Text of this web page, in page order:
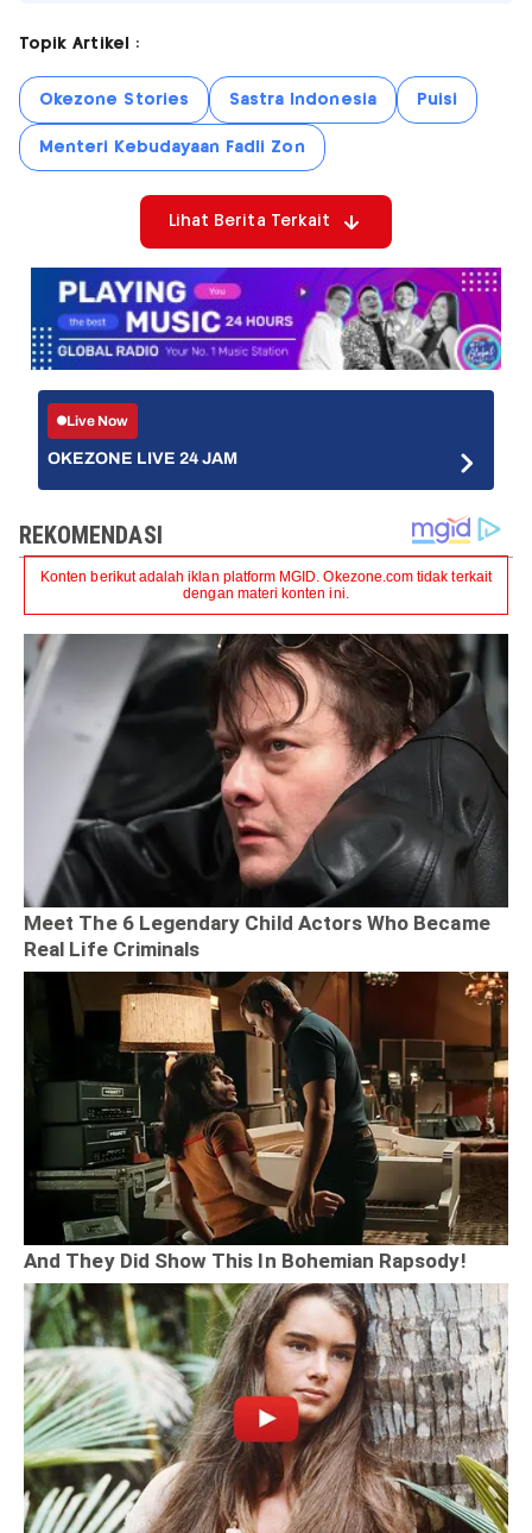
Topik Artikel :
Okezone Stories Sastra Indonesia Puisi
Menteri Kebudayaan Fadli Zon
Lihat Berita Terkait
Live Now
OKEZONE LIVE 24 JAM